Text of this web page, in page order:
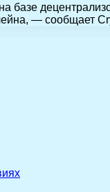
базе
— сообщает